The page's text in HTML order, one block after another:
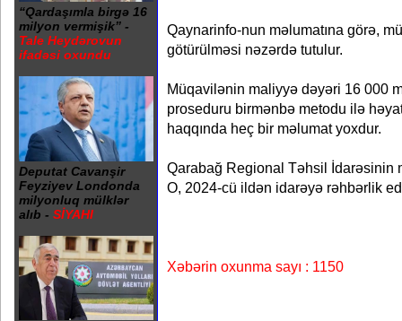
“Qardaşımla birgə 16
milyon vermişik” -
Tale Heydərovun
ifadəsi oxundu
Deputat Cavanşir
Feyziyev Londonda
milyonluq mülklər
alıb - SİYAHI
Qaynarinfo-nun məlumatına görə,
götürülməsi nəzərdə tutulur.
Müqavilənin maliyyə dəyəri 16 000
proseduru birmənbə metodu ilə
haqqında heç bir məlumat yoxdur.
Qarabağ Regional Təhsil İdarəsinin
O, 2024-cü ildən idarəyə rəhbərlik
Xəbərin oxunma sayı : 1150